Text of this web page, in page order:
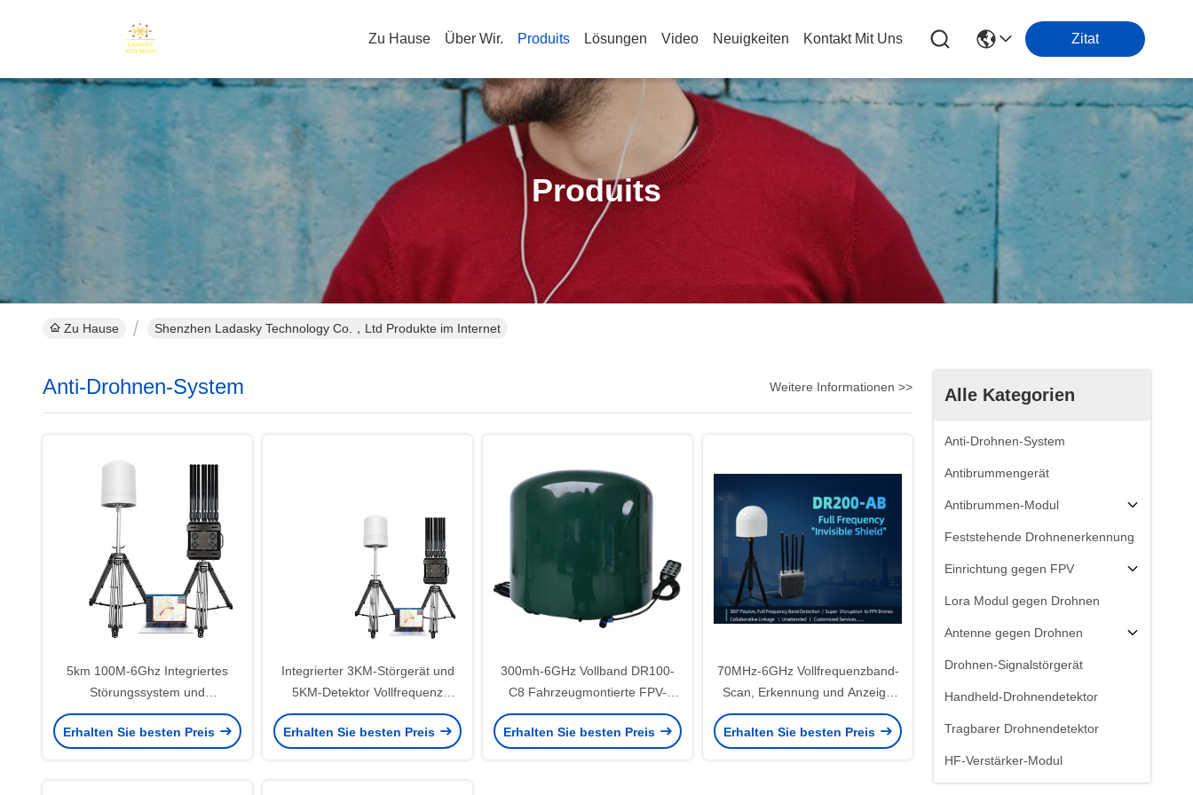
Zu Hause Über Wir. Produits Lösungen Video Neuigkeiten Kontakt Mit Uns Zitat
Produits
Zu Hause Shenzhen Ladasky Technology Co.，Ltd Produkte im Internet
Alle Kategorien
Anti-Drohnen-System
Antibrummengerät
Antibrummen-Modul
Feststehende Drohnenerkennung
Einrichtung gegen FPV
Lora Modul gegen Drohnen
Antenne gegen Drohnen
Drohnen-Signalstörgerät
Handheld-Drohnendetektor
Tragbarer Drohnendetektor
HF-Verstärker-Modul
Anti-Drohnen-System Weitere Informationen >>
5km 100M-6Ghz Integriertes
Störungssystem und
Drohnenerkennungssystem
Stationäre Ausrüstung
Erhalten Sie besten Preis
Integrierter 3KM-Störgerät und
5KM-Detektor Vollfrequenz
2.4G/5.2G/5.8G Anti-UAV FPV
Lösung
Erhalten Sie besten Preis
300mh-6GHz Vollband DR100-
C8 Fahrzeugmontierte FPV-
Verteidigungsausrüstung
Drohnenverteidigung noch
Erhalten Sie besten Preis
70MHz-6GHz Vollfrequenzband-
Scan, Erkennung und Anzeige
Festgerät zur Erkennung und
Störung von Drohnen
Erhalten Sie besten Preis